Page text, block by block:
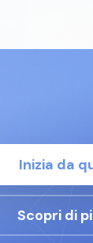
Inizia da
Scopri di